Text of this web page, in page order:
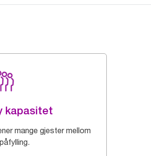
kapasitet
mange gjester mellom